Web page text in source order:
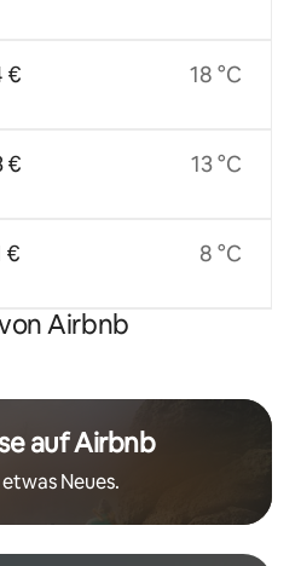
€
€
€
18 °C
13 °C
8 °C
Airbnb
auf Airbnb
Neues.